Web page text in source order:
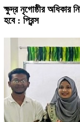
ক্ষুদ্র নৃগোষ্ঠীর অধিকার
হবে : প্রিন্স